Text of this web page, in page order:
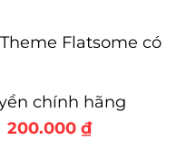
Theme Flatsome có
chính hãng
Giá
200.000 ₫Giá